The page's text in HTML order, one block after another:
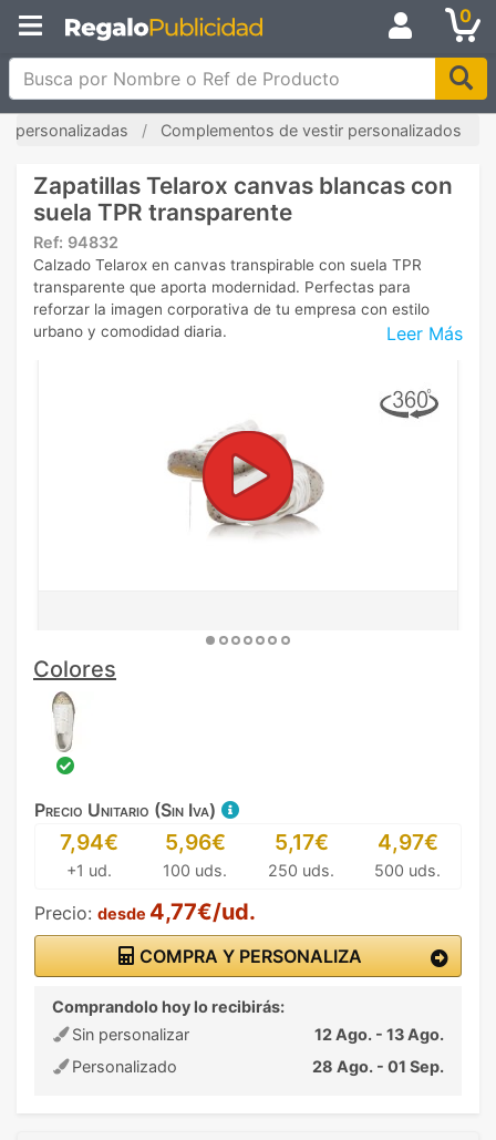
0
Busca por Nombre o Ref de Producto
personalizadas Complementos de vestir personalizados
Zapatillas Telarox canvas blancas con
suela TPR transparente
Ref: 94832
Leer Más
Calzado Telarox en canvas transpirable con suela TPR
transparente que aporta modernidad. Perfectas para
reforzar la imagen corporativa de tu empresa con estilo
urbano y comodidad diaria.
Colores
Precio Unitario (Sin Iva)
7,94€
+1 ud.
5,96€
100 uds.
5,17€
250 uds.
4,97€
500 uds.
Precio: desde 4,77€/ud.
COMPRA Y PERSONALIZA
Comprandolo hoy lo recibirás:
Sin personalizar
12 Ago. - 13 Ago.
Personalizado
28 Ago. - 01 Sep.